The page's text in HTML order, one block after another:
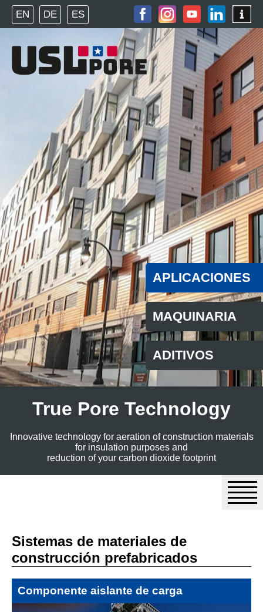
EN DE ES
APLICACIONES
MAQUINARIA
ADITIVOS
True Pore Technology
Innovative technology for aeration of construction materials
for insulation purposes and
reduction of your carbon dioxide footprint
Sistemas de materiales de
construcción prefabricados
Componente aislante de carga